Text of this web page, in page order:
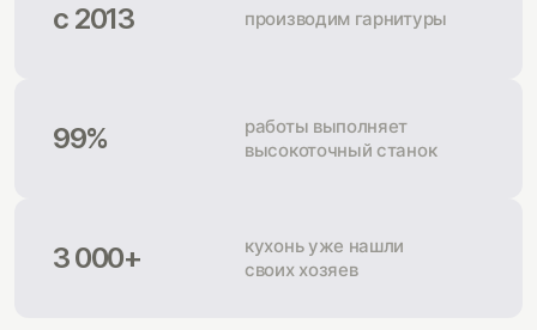
с 2013 производим гарнитуры
99%
работы выполняет
высокоточный станок
3 000+
кухонь уже нашли
своих хозяев